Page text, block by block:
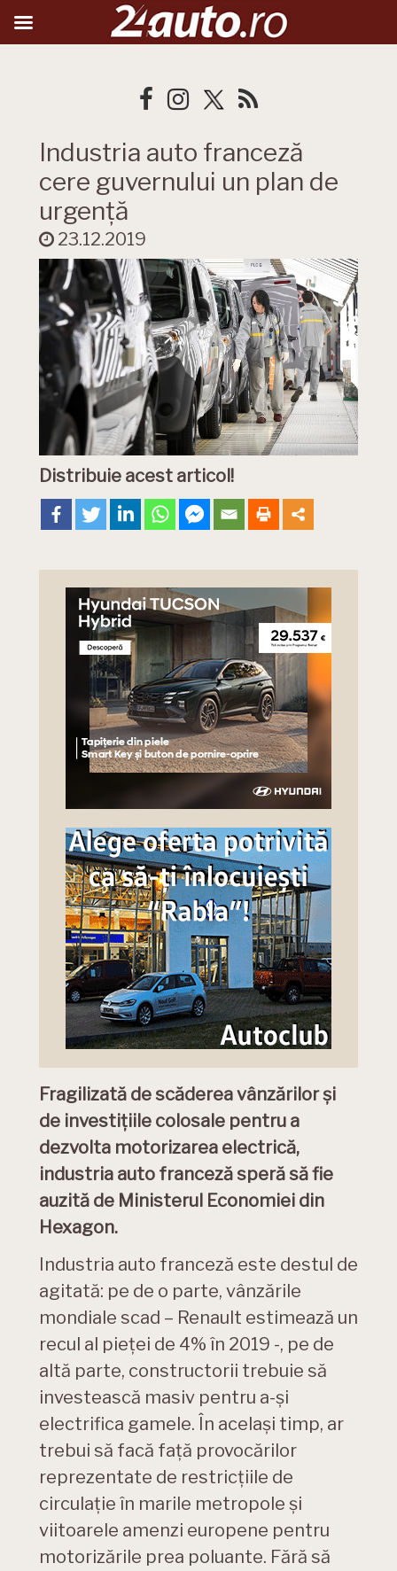
Industria auto franceză
cere guvernului un plan de
urgență
23.12.2019
Distribuie acest articol!
Fragilizată de scăderea vânzărilor și
de investițiile colosale pentru a
dezvolta motorizarea electrică,
industria auto franceză speră să fie
auzită de Ministerul Economiei din
Hexagon.
Industria auto franceză este destul de
agitată: pe de o parte, vânzările
mondiale scad – Renault estimează un
recul al pieței de 4% în 2019 -, pe de
altă parte, constructorii trebuie să
investească masiv pentru a-și
electrifica gamele. În același timp, ar
trebui să facă față provocărilor
reprezentate de restricțiile de
circulație în marile metropole și
viitoarele amenzi europene pentru
motorizările prea poluante. Fără să